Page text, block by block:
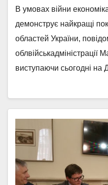
В умовах війни
демонструє найкращі
областей України,
облвійськадміністрації
виступаючи сьогодні на